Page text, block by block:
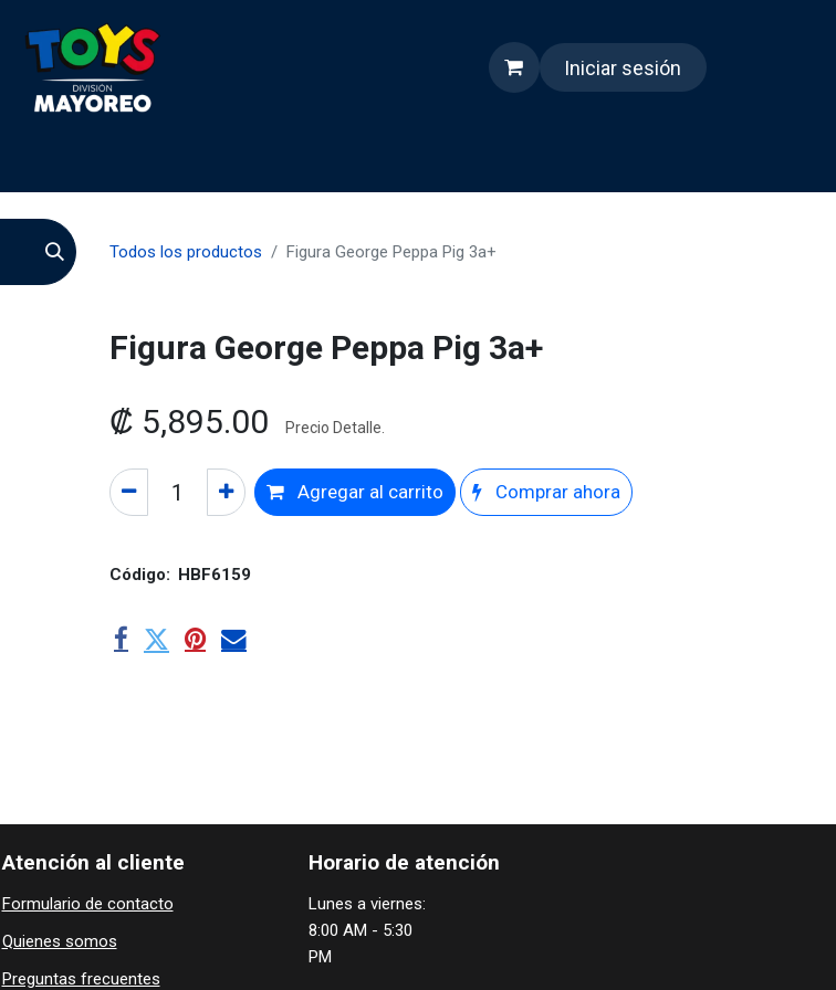
Iniciar sesión
Todos los productos Figura George Peppa Pig 3a+
Figura George Peppa Pig 3a+
₡ 5,895.00 Precio Detalle.
Agregar al carrito Comprar ahora
Código: HBF6159
Horario de atención
Lunes a viernes:
8:00 AM - 5:30
PM
Atención al cliente
Formulario de contacto
Quienes ​som​​​os
Preguntas frecuentes